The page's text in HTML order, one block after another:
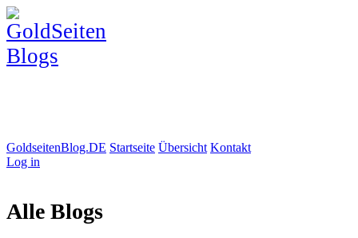
GoldseitenBlog.DE Startseite Übersicht Kontakt
Log in
Alle Blogs